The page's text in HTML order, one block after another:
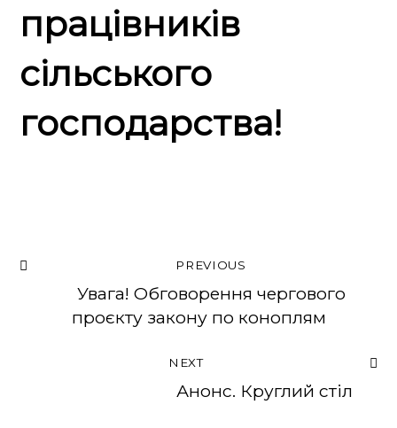
працівників
сільського
господарства!
PREVIOUS
Увага! Обговорення чергового
проєкту закону по коноплям
NEXT
Анонс. Круглий стіл